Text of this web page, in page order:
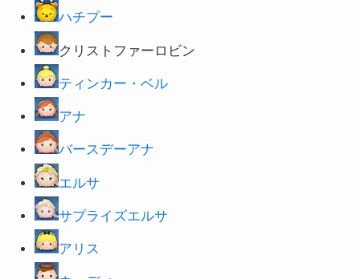
ハチプー
クリストファーロビン
ティンカー・ベル
アナ
バースデーアナ
エルサ
サプライズエルサ
アリス